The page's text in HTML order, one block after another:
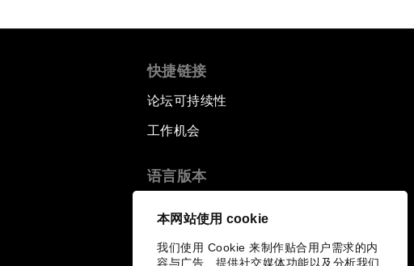
本网站使用 cookie
我们使用 Cookie 来制作贴合用户需求的内
容与广告、提供社交媒体功能以及分析我们
快捷链接
论坛可持续性
工作机会
语言版本